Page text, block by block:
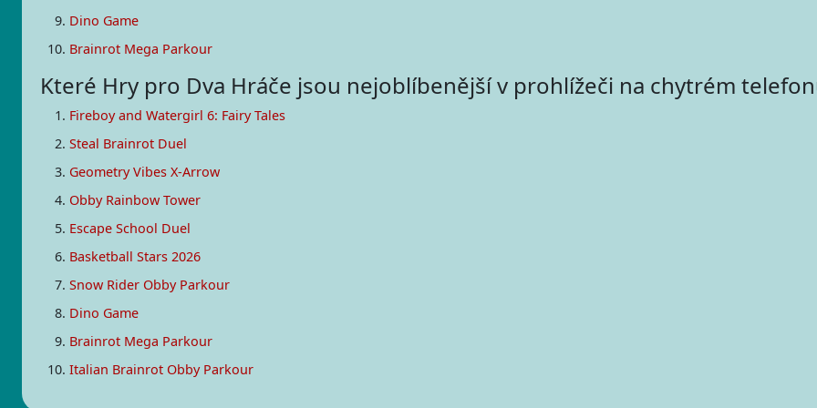
Dino Game
Brainrot Mega Parkour
Které Hry pro Dva Hráče jsou nejoblíbenější v prohlížeči na chytrém
Fireboy and Watergirl 6: Fairy Tales
Steal Brainrot Duel
Geometry Vibes X-Arrow
Obby Rainbow Tower
Escape School Duel
Basketball Stars 2026
Snow Rider Obby Parkour
Dino Game
Brainrot Mega Parkour
Italian Brainrot Obby Parkour